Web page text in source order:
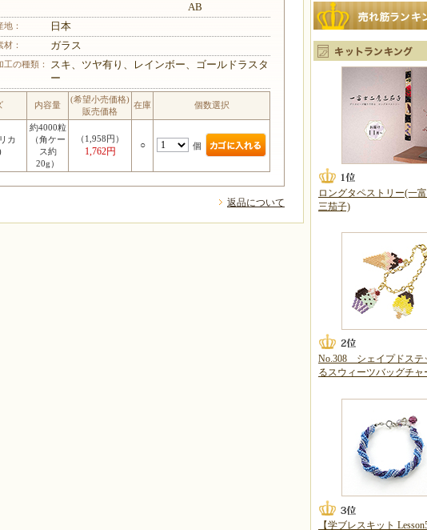
AB
地： 日本
材： ガラス
工の種類：
スキ、ツヤ有り、レインボー、ゴールドラスタ
ー
内容量
(希望小売価格)
販売価格
在庫 個数選択
カ
約4000粒
（角ケー
ス約
20g）
（1,958円）
1,762円
○ 個
返品について
ロングタペストリー(一
三茄子)
No.308 シェイプドステ
るスウィーツバッグチャ
【学ブレスキット